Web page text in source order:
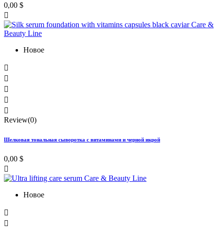
0,00 $

Новое





Review(0)
Шелковая тональная сыворотка с витаминами и черной икрой
0,00 $

Новое

